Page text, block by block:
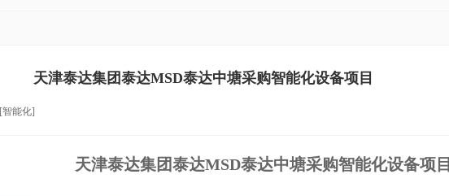
天津泰达集团泰达MSD泰达中塘采购智能化设备项目
[智能化]
天津泰达集团泰达MSD泰达中塘采购智能化设备项目